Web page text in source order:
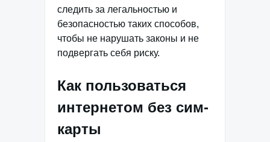
следить за легальностью и
безопасностью таких способов,
чтобы не нарушать законы и не
подвергать себя риску.
Как пользоваться
интернетом без сим-
карты